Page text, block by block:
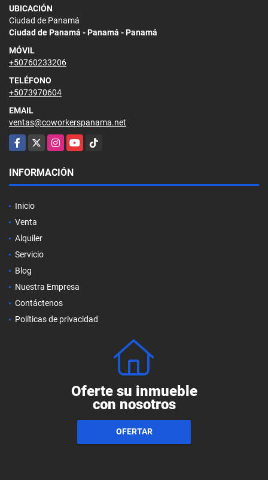
UBICACIÓN
Ciudad de Panamá
Ciudad de Panamá - Panamá - Panamá
MÓVIL
+50760233206
TELÉFONO
+5073970604
EMAIL
ventas@coworkerspanama.net
Facebook
X InstagramYouTubeTikTok
INFORMACIÓN
Inicio
Venta
Alquiler
Servicio
Blog
Nuestra Empresa
Contáctenos
Políticas de privacidad
Oferte su inmueble
con nosotros
OFERTAR